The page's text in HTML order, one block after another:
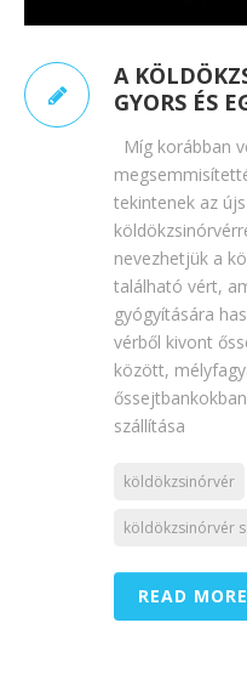
A
GYORS ÉS
Míg korábban
tekintenek az
nevezhetjük a
található vért,
gyógyítására
vérből kivont
között,
szállítása
köldökzsinórvér
köldökzsinórvér
READ